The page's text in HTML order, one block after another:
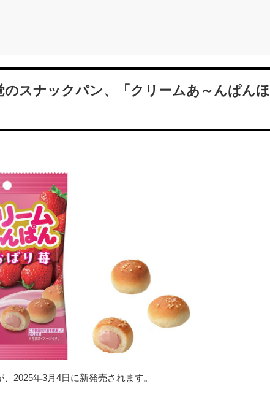
スナックパン、「クリームあ～んぱんほ
2025年3月4日に新発売されます。